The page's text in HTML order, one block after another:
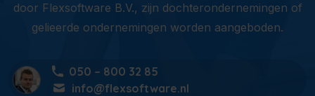
door Flexsoftware B.V., zijn dochterondernemingen of
gelieerde ondernemingen worden aangeboden.
050 – 800 32 85
info@flexsoftware.nl